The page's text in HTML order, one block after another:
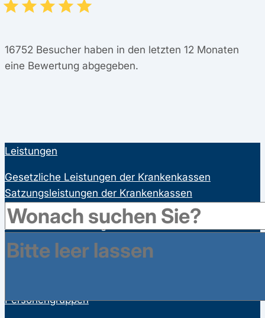
16752 Besucher haben in den letzten 12 Monaten
eine Bewertung abgegeben.
Leistungen
Gesetzliche Leistungen der Krankenkassen
Satzungsleistungen der Krankenkassen
Ausgeschlossene Leistungen
Familienversicherung
Bonusprogramme
Wahltarife
Personengruppen